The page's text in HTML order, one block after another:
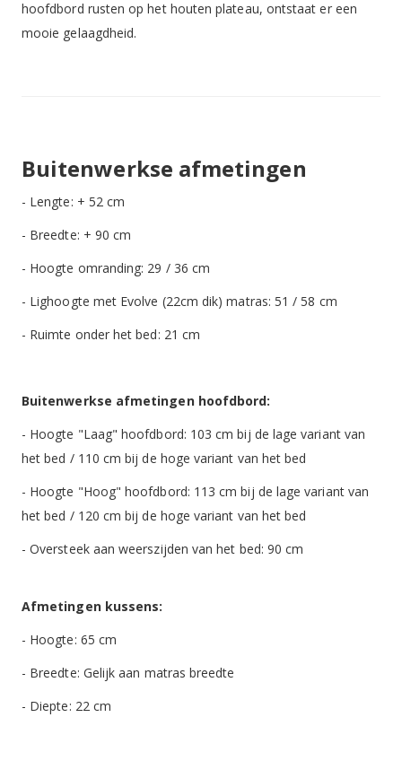
hoofdbord rusten op het houten plateau, ontstaat er een
mooie gelaagdheid.
Buitenwerkse afmetingen
- Lengte: + 52 cm
- Breedte: + 90 cm
- Hoogte omranding: 29 / 36 cm
- Lighoogte met Evolve (22cm dik) matras: 51 / 58 cm
- Ruimte onder het bed: 21 cm
Buitenwerkse afmetingen hoofdbord:
- Hoogte "Laag" hoofdbord: 103 cm bij de lage variant van
het bed / 110 cm bij de hoge variant van het bed
- Hoogte "Hoog" hoofdbord: 113 cm bij de lage variant van
het bed / 120 cm bij de hoge variant van het bed
- Oversteek aan weerszijden van het bed: 90 cm
Afmetingen kussens:
- Hoogte: 65 cm
- Breedte: Gelijk aan matras breedte
- Diepte: 22 cm